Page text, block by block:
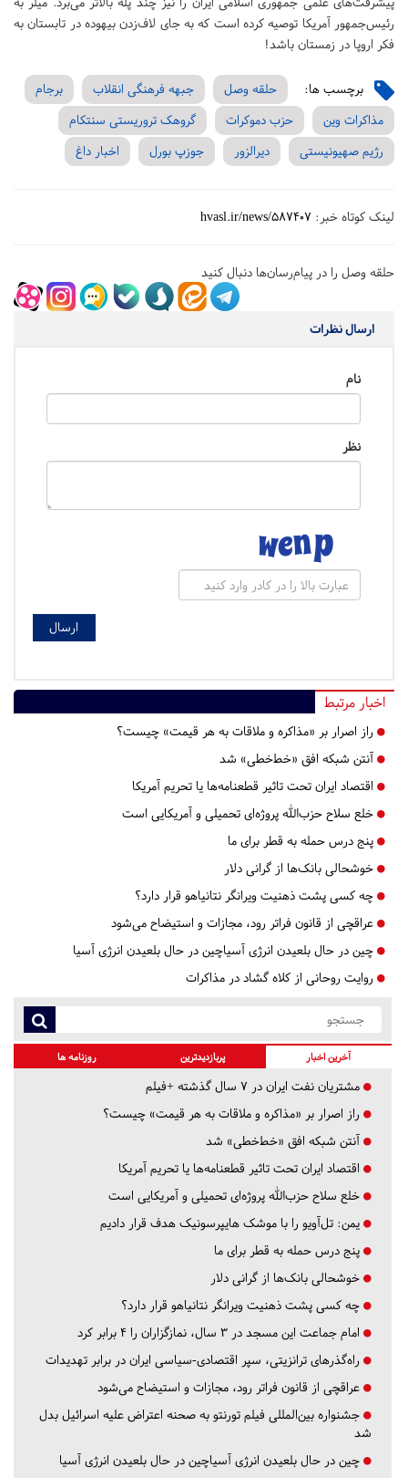
رئیس‌جمهور آمریکا توصیه کرده است که به جای لاف‌زدن بیهوده در تابستان به
فکر اروپا در زمستان باشد!
برچسب ها: حلقه وصل جبهه فرهنگی انقلاب
برجام
مذاکرات وین
حزب دموکرات
گروهک تروریستی سنتکام
رژیم صهیونیستی
دیرالزور جوزپ بورل اخبار داغ
لینک کوتاه خبر: hvasl.ir/news/587407
حلقه وصل را در پیام‌رسان‌ها دنبال کنید
ارسال نظرات
نام
نظر
اخبار مرتبط
راز اصرار بر «مذاکره و ملاقات به هر قیمت» چیست؟
آنتن شبکه افق «خط‌خطی» شد
اقتصاد ایران تحت تاثیر قطعنامه‌ها یا تحریم‌ آمریکا
خلع سلاح حزب‌الله پروژه‌ای تحمیلی و آمریکایی است
پنج درس‌ حمله به قطر برای ما
خوشحالی بانک‌ها از گرانی دلار
چه کسی پشت ذهنیت ویرانگر نتانیاهو قرار دارد؟
عراقچی از قانون فراتر رود، مجازات و استیضاح می‌شود
چین در حال بلعیدن انرژی آسیاچین در حال بلعیدن انرژی آسیا
روایت روحانی از کلاه گشاد در مذاکرات
آخرین اخبار پربازدیدترین روزنامه ها
مشتریان نفت ایران در ۷ سال گذشته +فیلم
راز اصرار بر «مذاکره و ملاقات به هر قیمت» چیست؟
آنتن شبکه افق «خط‌خطی» شد
اقتصاد ایران تحت تاثیر قطعنامه‌ها یا تحریم‌ آمریکا
خلع سلاح حزب‌الله پروژه‌ای تحمیلی و آمریکایی است
یمن: تل‌آویو را با موشک هایپرسونیک هدف قرار دادیم
پنج درس‌ حمله به قطر برای ما
خوشحالی بانک‌ها از گرانی دلار
چه کسی پشت ذهنیت ویرانگر نتانیاهو قرار دارد؟
امام جماعت این مسجد در ۳ سال، نمازگزاران را ۴ برابر کرد
راه‌گذرهای ترانزیتی، سپر اقتصادی-سیاسی ایران در برابر تهدیدات
عراقچی از قانون فراتر رود، مجازات و استیضاح می‌شود
جشنواره بین‌المللی فیلم تورنتو به صحنه اعتراض علیه اسرائیل بدل
شد
چین در حال بلعیدن انرژی آسیاچین در حال بلعیدن انرژی آسیا